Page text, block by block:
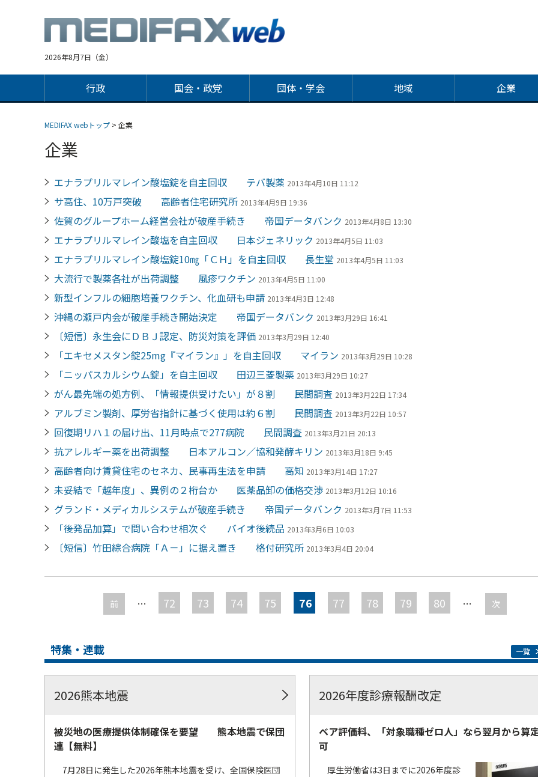
2026年8月7日（金）
行政 国会・政党 団体・学会 地域 企業
MEDIFAX webトップ > 企業
企業
エナラプリルマレイン酸塩錠を自主回収 テバ製薬 2013年4月10日 11:12
サ高住、10万戸突破 高齢者住宅研究所 2013年4月9日 19:36
佐賀のグループホーム経営会社が破産手続き 帝国データバンク 2013年4月8日 13:30
エナラプリルマレイン酸塩を自主回収 日本ジェネリック 2013年4月5日 11:03
エナラプリルマレイン酸塩錠10㎎「ＣＨ」を自主回収 長生堂 2013年4月5日 11:03
大流行で製薬各社が出荷調整 風疹ワクチン 2013年4月5日 11:00
新型インフルの細胞培養ワクチン、化血研も申請 2013年4月3日 12:48
沖縄の瀬戸内会が破産手続き開始決定 帝国データバンク 2013年3月29日 16:41
〔短信〕永生会にＤＢＪ認定、防災対策を評価 2013年3月29日 12:40
「エキセメスタン錠25mg『マイラン』」を自主回収 マイラン 2013年3月29日 10:28
「ニッパスカルシウム錠」を自主回収 田辺三菱製薬 2013年3月29日 10:27
がん最先端の処方例、「情報提供受けたい」が８割 民間調査 2013年3月22日 17:34
アルブミン製剤、厚労省指針に基づく使用は約６割 民間調査 2013年3月22日 10:57
回復期リハ１の届け出、11月時点で277病院 民間調査 2013年3月21日 20:13
抗アレルギー薬を出荷調整 日本アルコン／協和発酵キリン 2013年3月18日 9:45
高齢者向け賃貸住宅のセネカ、民事再生法を申請 高知 2013年3月14日 17:27
未妥結で「越年度」、異例の２桁台か 医薬品卸の価格交渉 2013年3月12日 10:16
グランド・メディカルシステムが破産手続き 帝国データバンク 2013年3月7日 11:53
「後発品加算」で問い合わせ相次ぐ バイオ後続品 2013年3月6日 10:03
〔短信〕竹田綜合病院「Ａ－」に据え置き 格付研究所 2013年3月4日 20:04
ペ
前 … 72 73 74 75 76 77 78 79 80 … 次
特集・連載 一覧
2026熊本地震
被災地の医療提供体制確保を要望 熊本地震で保団
連【無料】
7月28日に発生した2026年熊本地震を受け、全国保険医団
2026年度診療報酬改定
ベア評価料、「対象職種ゼロ人」なら翌月から算
可
厚生労働省は3日までに2026年度診